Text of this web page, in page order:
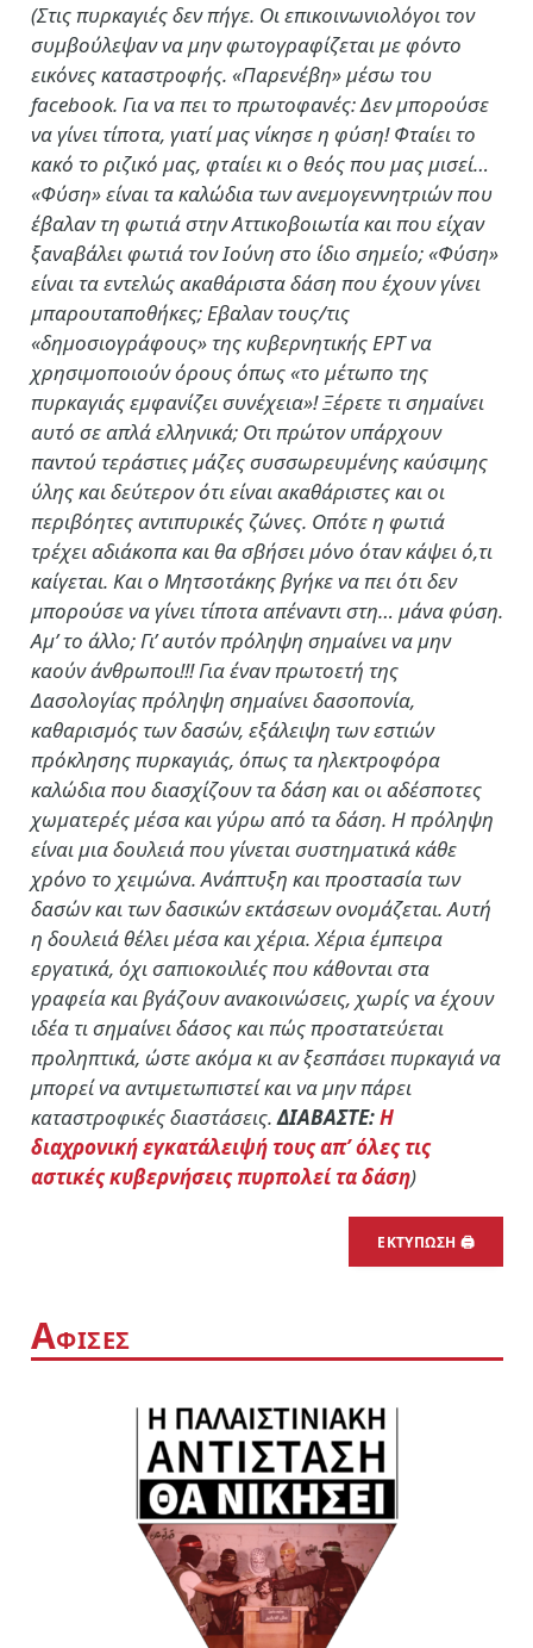
(Στις πυρκαγιές δεν πήγε. Οι επικοινωνιολόγοι τον
συμβούλεψαν να μην φωτογραφίζεται με φόντο
εικόνες καταστροφής. «Παρενέβη» μέσω του
facebook. Για να πει το πρωτοφανές: Δεν μπορούσε
να γίνει τίποτα, γιατί μας νίκησε η φύση! Φταίει το
κακό το ριζικό μας, φταίει κι ο θεός που μας μισεί…
«Φύση» είναι τα καλώδια των ανεμογεννητριών που
έβαλαν τη φωτιά στην Αττικοβοιωτία και που είχαν
ξαναβάλει φωτιά τον Ιούνη στο ίδιο σημείο; «Φύση»
είναι τα εντελώς ακαθάριστα δάση που έχουν γίνει
μπαρουταποθήκες; Εβαλαν τους/τις
«δημοσιογράφους» της κυβερνητικής ΕΡΤ να
χρησιμοποιούν όρους όπως «το μέτωπο της
πυρκαγιάς εμφανίζει συνέχεια»! Ξέρετε τι σημαίνει
αυτό σε απλά ελληνικά; Οτι πρώτον υπάρχουν
παντού τεράστιες μάζες συσσωρευμένης καύσιμης
ύλης και δεύτερον ότι είναι ακαθάριστες και οι
περιβόητες αντιπυρικές ζώνες. Οπότε η φωτιά
τρέχει αδιάκοπα και θα σβήσει μόνο όταν κάψει ό,τι
καίγεται. Και ο Μητσοτάκης βγήκε να πει ότι δεν
μπορούσε να γίνει τίποτα απέναντι στη… μάνα φύση.
Αμ’ το άλλο; Γι’ αυτόν πρόληψη σημαίνει να μην
καούν άνθρωποι!!! Για έναν πρωτοετή της
Δασολογίας πρόληψη σημαίνει δασοπονία,
καθαρισμός των δασών, εξάλειψη των εστιών
πρόκλησης πυρκαγιάς, όπως τα ηλεκτροφόρα
καλώδια που διασχίζουν τα δάση και οι αδέσποτες
χωματερές μέσα και γύρω από τα δάση. Η πρόληψη
είναι μια δουλειά που γίνεται συστηματικά κάθε
χρόνο το χειμώνα. Ανάπτυξη και προστασία των
δασών και των δασικών εκτάσεων ονομάζεται. Αυτή
η δουλειά θέλει μέσα και χέρια. Χέρια έμπειρα
εργατικά, όχι σαπιοκοιλιές που κάθονται στα
γραφεία και βγάζουν ανακοινώσεις, χωρίς να έχουν
ιδέα τι σημαίνει δάσος και πώς προστατεύεται
προληπτικά, ώστε ακόμα κι αν ξεσπάσει πυρκαγιά να
μπορεί να αντιμετωπιστεί και να μην πάρει
καταστροφικές διαστάσεις.ΔΙΑΒΑΣΤΕ:Η
διαχρονική εγκατάλειψή τους απ’ όλες τις
αστικές κυβερνήσεις πυρπολεί τα δάση)
ΕΚΤΥΠΩΣΗ 🖨
ΑΦΙΣΕΣ